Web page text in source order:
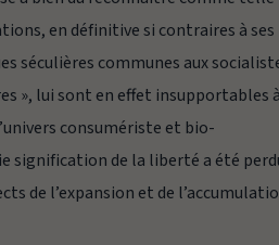
en définitive si contraires à ses
séculières communes aux
», lui sont en effet insupportables à
consumériste et bio-
signification de la liberté a été
de l’expansion et de